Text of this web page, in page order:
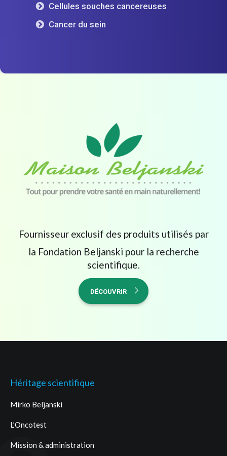
Cellules souches cancereuses
Cancer du sein
Fournisseur exclusif des produits utilisés par
la Fondation Beljanski pour la recherche
scientifique.
DÉCOUVRIR
Héritage scientifique
Mirko Beljanski
L’Oncotest
Mission & administration